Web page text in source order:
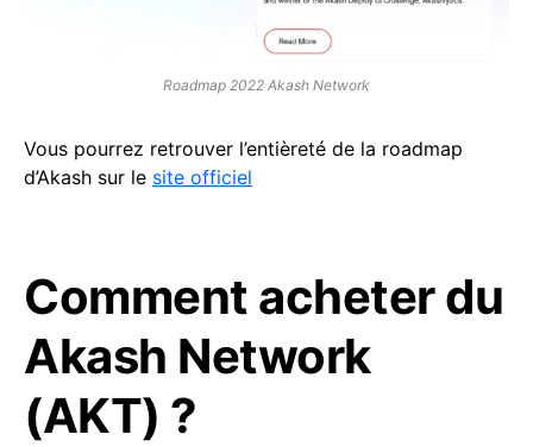
Roadmap 2022 Akash Network
Vous pourrez retrouver l’entièreté de la roadmap
d’Akash sur le site officiel
Comment acheter du
Akash Network
(AKT) ?